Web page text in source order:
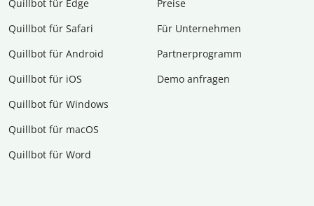
Quillbot für Edge
Quillbot für Safari
Quillbot für Android
Quillbot für iOS
Quillbot für Windows
Quillbot für macOS
Quillbot für Word
Preise
Für Unternehmen
Partnerprogramm
Demo anfragen